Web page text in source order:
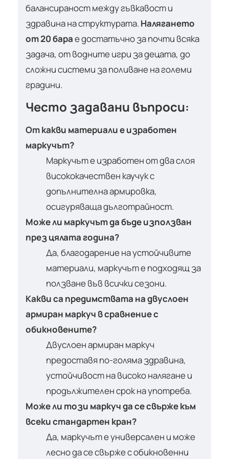
балансираност между гъвкавост и
здравина на структурата. Налягането
от 20 барае достатъчно за почти всяка
задача, от водните игри за децата, до
сложни системи за поливане на големи
градини.
Често задавани въпроси:
От какви материали е изработен
маркучът?
Маркучът е изработен от два слоя
висококачествен каучук с
допълнителна армировка,
осигуряваща дълготрайност.
Може ли маркучът да бъде използван
през цялата година?
Да, благодарение на устойчивите
материали, маркучът е подходящ за
ползване във всички сезони.
Какви са предимствата на двуслоен
армиран маркуч в сравнение с
обикновените?
Двуслоен армиран маркуч
предоставя по-голяма здравина,
устойчивост на високо налягане и
продължителен срок на употреба.
Може ли този маркуч да се свърже към
всеки стандартен кран?
Да, маркучът е универсален и може
лесно да се свърже с обикновенни